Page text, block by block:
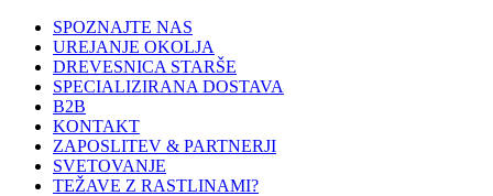
SPOZNAJTE NAS
UREJANJE OKOLJA
DREVESNICA STARŠE
SPECIALIZIRANA DOSTAVA
B2B
KONTAKT
ZAPOSLITEV & PARTNERJI
SVETOVANJE
TEŽAVE Z RASTLINAMI?